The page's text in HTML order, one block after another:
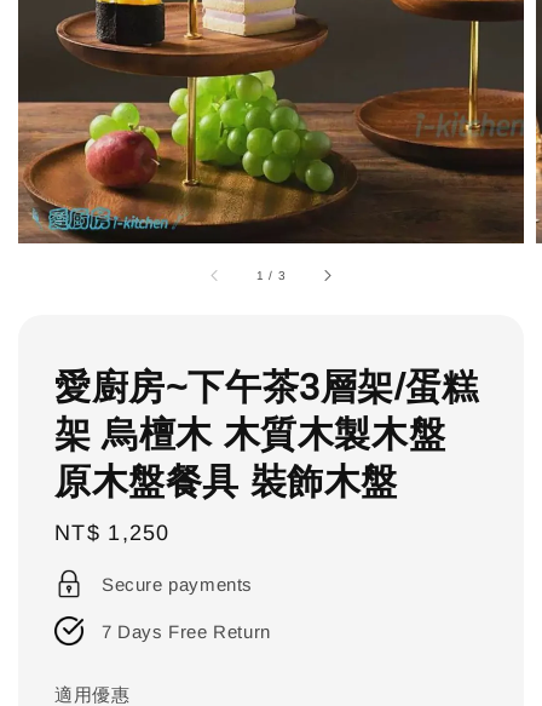
1 / 3
愛廚房~下午茶3層架/蛋糕
架 烏檀木 木質木製木盤
原木盤餐具 裝飾木盤
Regular
price
NT$ 1,250
Secure payments
7 Days Free Return
適用優惠